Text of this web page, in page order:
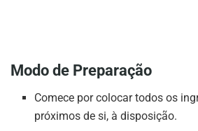
Modo de Preparação
Comece por colocar todos os
próximos de si, à disposição.